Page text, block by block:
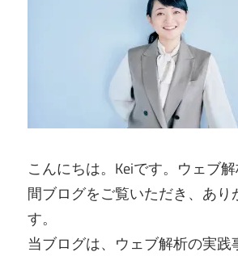
こんにちは。Keiです。ウェブ
間ブログをご覧いただき、あり
す。
当ブログは、ウェブ解析の実践